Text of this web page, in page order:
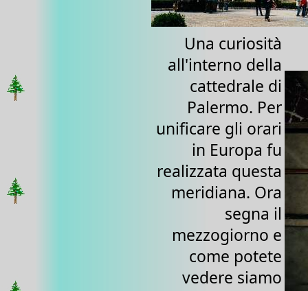
Una curiosità
all'interno della
cattedrale di
Palermo. Per
unificare gli orari
in Europa fu
realizzata questa
meridiana. Ora
segna il
mezzogiorno e
come potete
vedere siamo